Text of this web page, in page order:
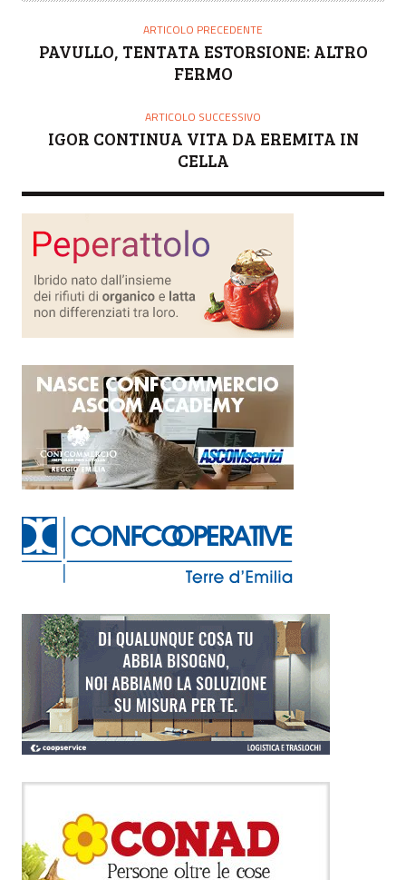
ARTICOLO PRECEDENTE
PAVULLO, TENTATA ESTORSIONE: ALTRO
FERMO
ARTICOLO SUCCESSIVO
IGOR CONTINUA VITA DA EREMITA IN
CELLA